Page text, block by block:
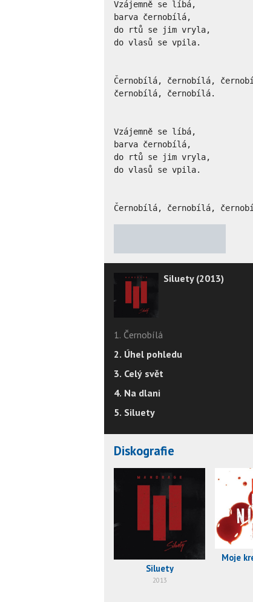
Vzájemně se líbá,
barva černobílá,
do rtů se jim vryla,
do vlasů se vpila.
Černobílá, černobílá,
černobílá, černobílá.
Vzájemně se líbá,
barva černobílá,
do rtů se jim vryla,
do vlasů se vpila.
Černobílá, černobílá,
Siluety (2013)
1. Černobílá
2. Úhel pohledu
3. Celý svět
4. Na dlani
5. Siluety
Diskografie
Siluety
2013
Moje